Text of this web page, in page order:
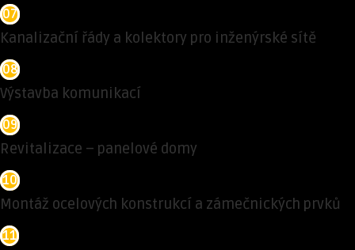
07
Kanalizační řády a kolektory pro inženýrské sítě
08
Výstavba komunikací
09
Revitalizace – panelové domy
10
Montáž ocelových konstrukcí a zámečnických prvků
11